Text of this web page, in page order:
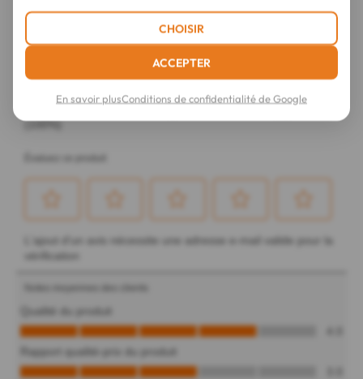
CHOISIR
ACCEPTER
En savoir plusConditions de confidentialité de Google